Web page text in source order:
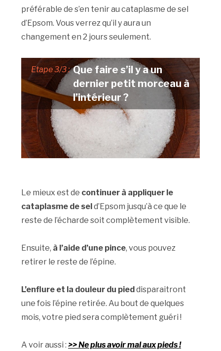
préférable de s’en tenir au cataplasme de sel
d’Epsom. Vous verrez qu’il y aura un
changement en 2 jours seulement.
Etape 3/3 : Que faire s’il y a un
dernier petit morceau à
l’intérieur ?
Le mieux est de continuer à appliquer le
cataplasme de sel d’Epsom jusqu’à ce que le
reste de l’écharde soit complètement visible.
Ensuite, à l’aide d’une pince, vous pouvez
retirer le reste de l’épine.
L’enflure et la douleur du pied disparaitront
une fois l’épine retirée. Au bout de quelques
mois, votre pied sera complètement guéri !
A voir aussi :>> Ne plus avoir mal aux pieds !